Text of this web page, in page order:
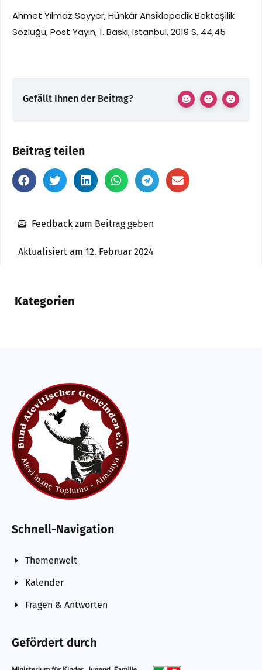
Kategorien
Ahmet Yılmaz Soyyer, Hünkâr Ansiklopedik Bektaşîlik
Sözlüğü, Post Yayın, 1. Baskı, Istanbul, 2019 S. 44,45
Gefällt Ihnen der Beitrag?
Beitrag teilen
Feedback zum Beitrag geben
Aktualisiert am 12. Februar 2024
Schnell-Navigation
Themenwelt
Kalender
Fragen & Antworten
Gefördert durch